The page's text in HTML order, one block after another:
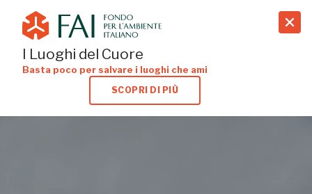
search
I Luoghi del Cuore
Basta poco per salvare i luoghi che ami
SCOPRI DI PIÙ